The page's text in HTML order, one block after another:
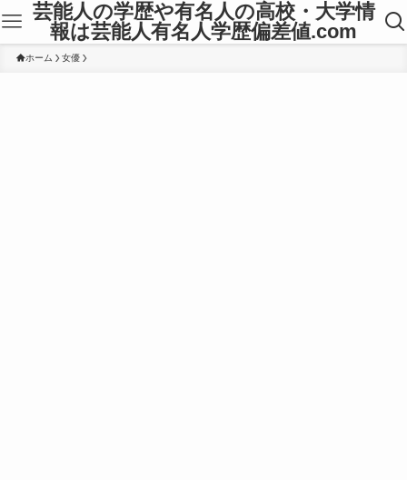
芸能人の学歴や有名人の高校・大学情
報は芸能人有名人学歴偏差値.com
ホーム 女優